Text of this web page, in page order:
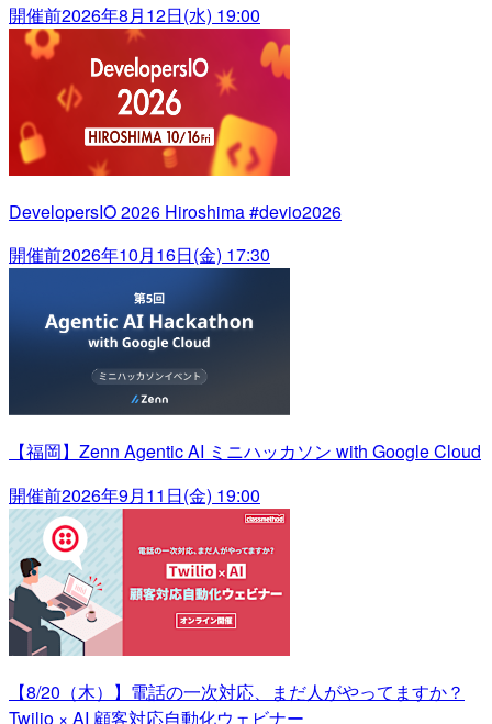
開催前2026年8月12日(水) 19:00
DevelopersIO 2026 Hiroshima #devio2026
開催前2026年10月16日(金) 17:30
【福岡】Zenn Agentic AI ミニハッカソン with Google Cloud
開催前2026年9月11日(金) 19:00
【8/20（木）】電話の一次対応、まだ人がやってますか？
Twilio × AI 顧客対応自動化ウェビナー